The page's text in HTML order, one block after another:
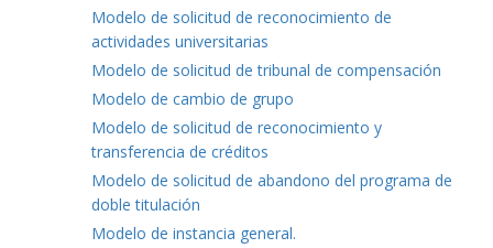
Modelo de solicitud de reconocimiento de
actividades universitarias
Modelo de solicitud de tribunal de compensación
Modelo de cambio de grupo
Modelo de solicitud de reconocimiento y
transferencia de créditos
Modelo de solicitud de abandono del programa de
doble titulación
Modelo de instancia general.